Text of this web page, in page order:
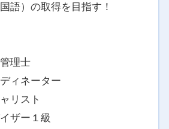
語）の取得を目指す！
理士
ィネーター
リスト
ザー１級